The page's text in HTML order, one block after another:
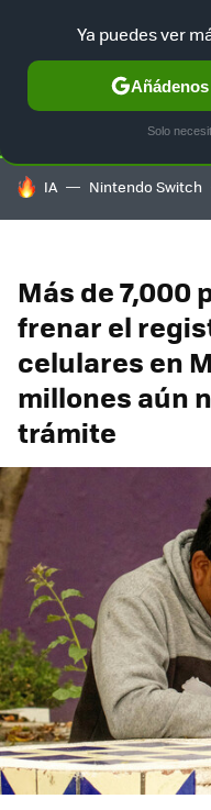
SELECCIÓN GAMING
HOY SE HABLA DE
IA Nintendo Switch
Más de 7,000
frenar el
celulares en
millones aún
trámite
Ya puedes ver
Solo